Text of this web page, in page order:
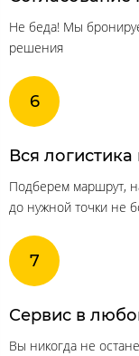
Не беда! Мы
решения
Вся логистика
Подберем маршрут,
до нужной точки не
Сервис в
Вы никогда не